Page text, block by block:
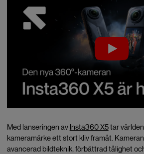
Med lanseringen av Insta360 X5tar
kameramärke ett stort kliv framåt.
avancerad bildteknik, förbättrad tålighet